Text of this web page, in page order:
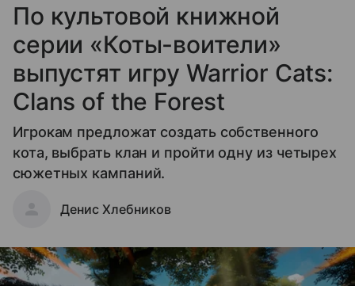
По культовой книжной
серии «Коты-воители»
выпустят игру Warrior Cats:
Clans of the Forest
Игрокам предложат создать собственного
кота, выбрать клан и пройти одну из четырех
сюжетных кампаний.
Денис Хлебников